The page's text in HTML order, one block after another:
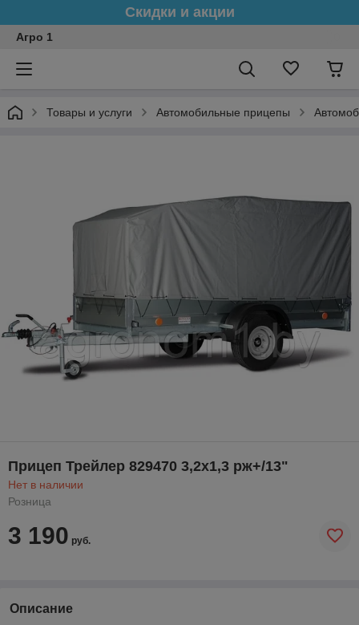
Скидки и акции
Агро 1
Товары и услуги Автомобильные прицепы
Прицеп Трейлер 829470 3,2х1,3 рж+/13"
Нет в наличии
Розница
3 190 руб.
Описание